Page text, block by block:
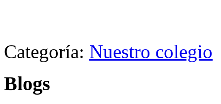
Categoría: Nuestro colegio
Blogs